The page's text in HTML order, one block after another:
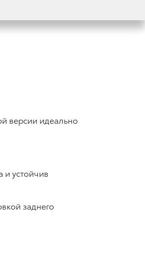
версии идеально
и устойчив
заднего